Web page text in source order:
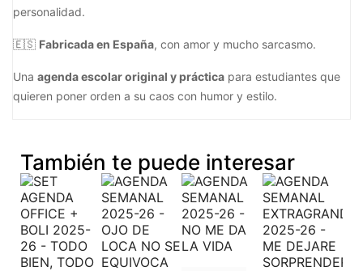
personalidad.
🇪🇸 Fabricada en España, con amor y mucho sarcasmo.
Una agenda escolar original y práctica para estudiantes que
quieren poner orden a su caos con humor y estilo.
También te puede interesar